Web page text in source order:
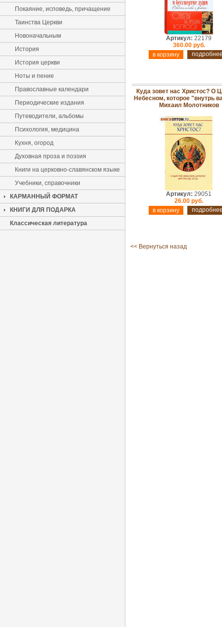
Покаяние, исповедь, причащение
Таинства Церкви
Новоначальным
История
История церкви
Ноты и пение
Православные календари
Периодические издания
Путеводители, альбомы
Психология, медицина
Кухня, огород
Духовная проза и поэзия
Книги на церковно-славянском языке
Учебники, справочники
КАРМАННЫЙ ФОРМАТ
КНИГИ ДЛЯ ПОДАРКА
Классическая литература
Артикул: 22179
360.00 руб.
Куда зовет нас Христос? О
Небесном, которое "внутрь
Михаил Молотников
Артикул: 29051
26.00 руб.
<< Вернуться назад